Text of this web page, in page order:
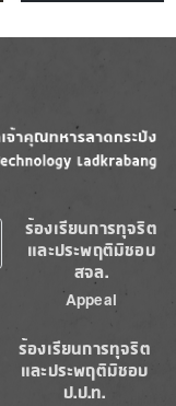
ร้องเรียนการทุจริต
และประพฤติมิชอบ
สจล.
Appeal
ร้องเรียนการทุจริต
และประพฤติมิชอบ
ป.ป.ท.